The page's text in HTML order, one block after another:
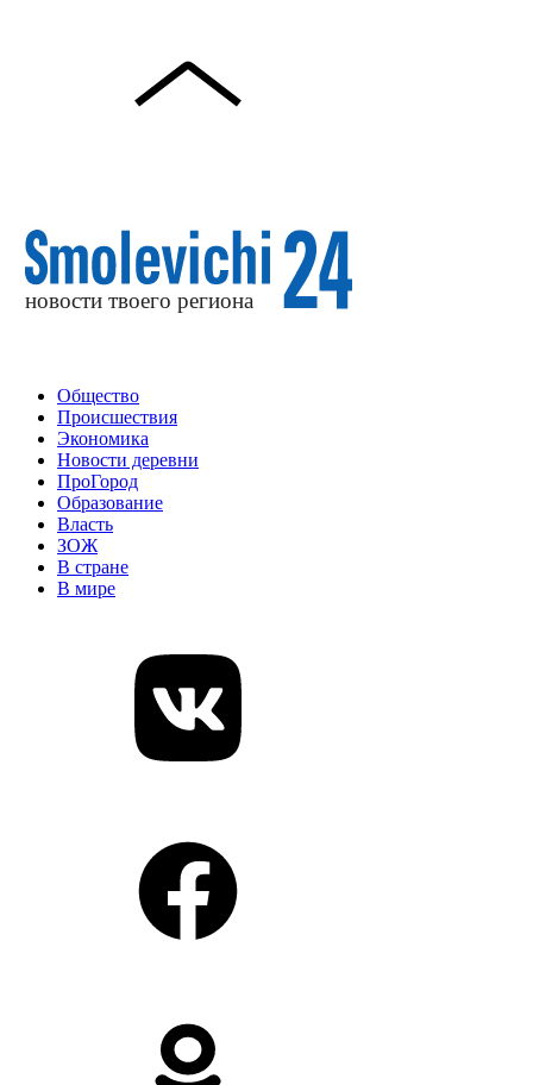
Общество
Происшествия
Экономика
Новости деревни
ПроГород
Образование
Власть
ЗОЖ
В стране
В мире